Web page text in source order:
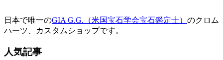
日本で唯一のGIA G.G.（米国宝石学会宝石鑑定士） のクロム
ハーツ、カスタムショップです。
人気記事